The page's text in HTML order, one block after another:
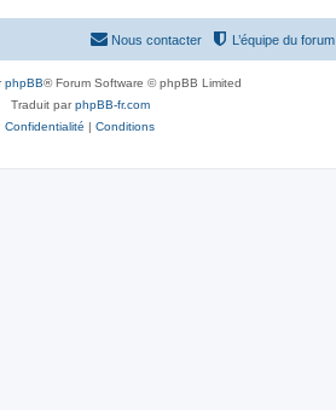
L’équipe du forum
Nous contacter
phpBB® Forum Software © phpBB Limited
Traduit parphpBB-fr.com
Confidentialité | Conditions